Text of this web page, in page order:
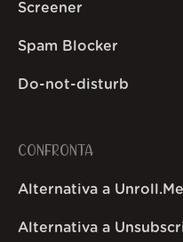
Screener
Spam Blocker
Do-not-disturb
CONFRONTA
Alternativa a Unroll.Me
Alternativa a